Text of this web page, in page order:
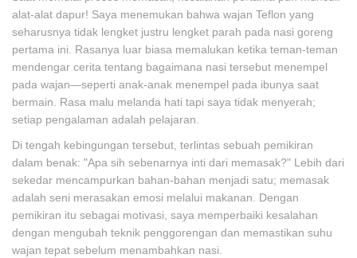
alat-alat dapur! Saya menemukan bahwa wajan Teflon yang
seharusnya tidak lengket justru lengket parah pada nasi goreng
pertama ini. Rasanya luar biasa memalukan ketika teman-teman
mendengar cerita tentang bagaimana nasi tersebut menempel
pada wajan—seperti anak-anak menempel pada ibunya saat
bermain. Rasa malu melanda hati tapi saya tidak menyerah;
setiap pengalaman adalah pelajaran.
Di tengah kebingungan tersebut, terlintas sebuah pemikiran
dalam benak: "Apa sih sebenarnya inti dari memasak?" Lebih dari
sekedar mencampurkan bahan-bahan menjadi satu; memasak
adalah seni merasakan emosi melalui makanan. Dengan
pemikiran itu sebagai motivasi, saya memperbaiki kesalahan
dengan mengubah teknik penggorengan dan memastikan suhu
wajan tepat sebelum menambahkan nasi.